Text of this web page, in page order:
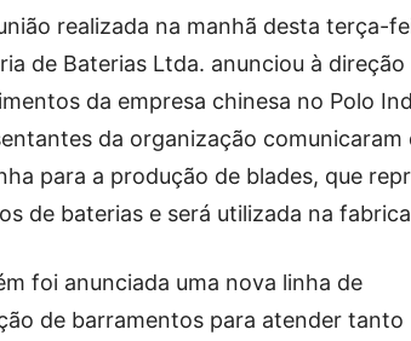
realizada na manhã desta terça-
de Baterias Ltda. anunciou à
da empresa chinesa no Polo
da organização
para a produção de blades, que
de baterias e será utilizada na
foi anunciada uma nova linha de
de barramentos para atender tanto